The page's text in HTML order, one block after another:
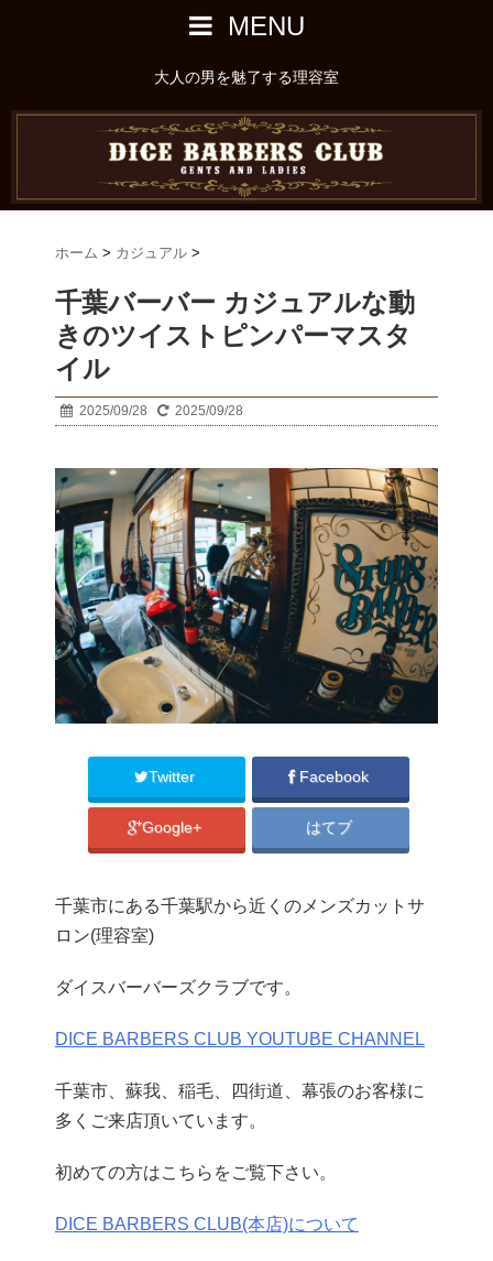
MENU
大人の男を魅了する理容室
ホーム > カジュアル >
千葉バーバー カジュアルな動
きのツイストピンパーマスタ
イル
2025/09/28 2025/09/28
Twitter Facebook
Google+ はてブ
千葉市にある千葉駅から近くのメンズカットサ
ロン(理容室)
ダイスバーバーズクラブです。
DICE BARBERS CLUB YOUTUBE CHANNEL
千葉市、蘇我、稲毛、四街道、幕張のお客様に
多くご来店頂いています。
初めての方はこちらをご覧下さい。
DICE BARBERS CLUB(本店)について